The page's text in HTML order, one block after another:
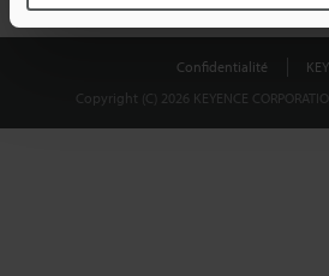
Confidentialité
Copyright (C) 2026 KEYENCE